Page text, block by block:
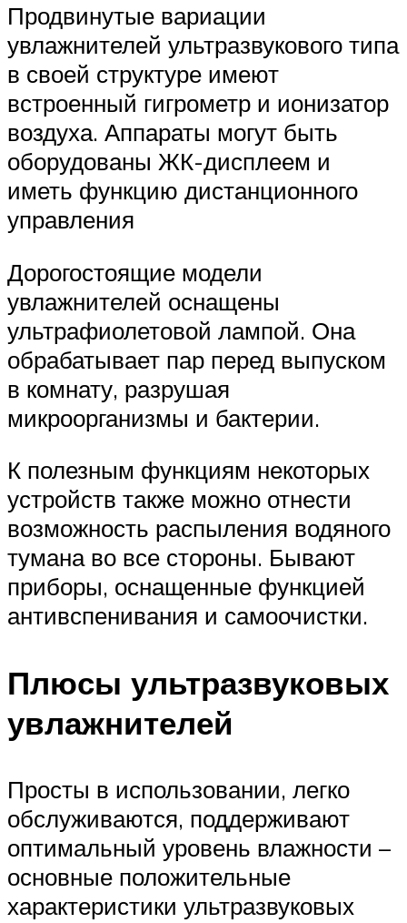
Продвинутые вариации
увлажнителей ультразвукового типа
в своей структуре имеют
встроенный гигрометр и ионизатор
воздуха. Аппараты могут быть
оборудованы ЖК-дисплеем и
иметь функцию дистанционного
управления
Дорогостоящие модели
увлажнителей оснащены
ультрафиолетовой лампой. Она
обрабатывает пар перед выпуском
в комнату, разрушая
микроорганизмы и бактерии.
К полезным функциям некоторых
устройств также можно отнести
возможность распыления водяного
тумана во все стороны. Бывают
приборы, оснащенные функцией
антивспенивания и самоочистки.
Плюсы ультразвуковых
увлажнителей
Просты в использовании, легко
обслуживаются, поддерживают
оптимальный уровень влажности –
основные положительные
характеристики ультразвуковых